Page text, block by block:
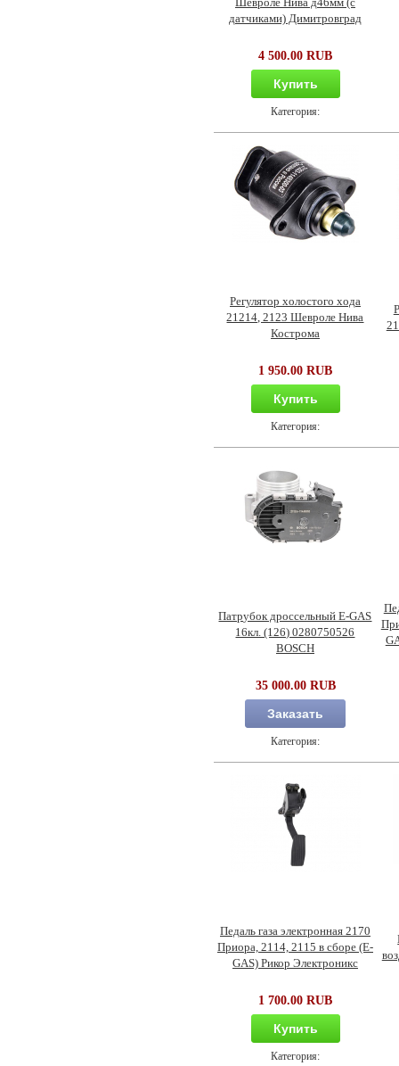
Шевроле Нива д46мм (с
датчиками) Димитровград
4 500.00 RUB
Купить
Категория:
Регулятор холостого хода
21214, 2123 Шевроле Нива
Кострома
1 950.00 RUB
Купить
Категория:
Патрубок дроссельный E-GAS
16кл. (126) 0280750526
BOSCH
35 000.00 RUB
Заказать
Категория:
Педаль газа электронная 2170
Приора, 2114, 2115 в сборе (E-
GAS) Рикор Электроникс
1 700.00 RUB
Купить
Категория: